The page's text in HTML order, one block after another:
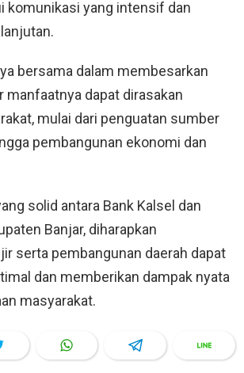
komunikasi yang intensif dan
bersama dalam membesarkan
manfaatnya dapat dirasakan
mulai dari penguatan sumber
pembangunan ekonomi dan
solid antara Bank Kalsel dan
Banjar, diharapkan
serta pembangunan daerah dapat
dan memberikan dampak nyata
masyarakat.